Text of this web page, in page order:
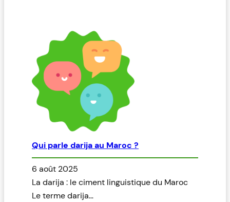
Qui parle darija au Maroc ?
6 août 2025
La darija : le ciment linguistique du Maroc
Le terme darija…